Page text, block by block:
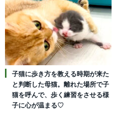
子猫に歩き方を教える時期が来た
と判断した母猫。離れた場所で子
猫を呼んで、歩く練習をさせる様
子に心が温まる♡